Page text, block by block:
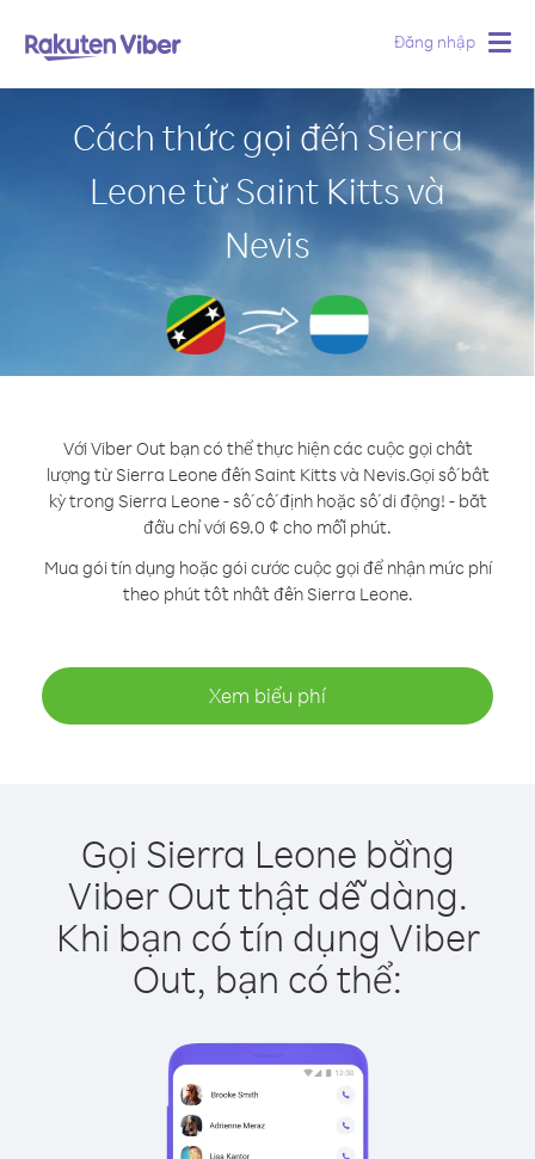
Đăng nhập
Cách thức gọi đến Sierra
Leone từ Saint Kitts và
Nevis
Với Viber Out bạn có thể thực hiện các cuộc gọi chất
lượng từ Sierra Leone đến Saint Kitts và Nevis.Gọi số bất
kỳ trong Sierra Leone - số cố định hoặc số di động! - bắt
đầu chỉ với 69.0 ¢ cho mỗi phút.
Mua gói tín dụng hoặc gói cước cuộc gọi để nhận mức phí
theo phút tốt nhất đến Sierra Leone.
Xem biểu phí
Gọi Sierra Leone bằng
Viber Out thật dễ dàng.
Khi bạn có tín dụng Viber
Out, bạn có thể: